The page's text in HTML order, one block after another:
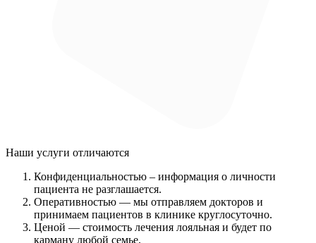
Наши услуги отличаются
Конфиденциальностью – информация о личности
пациента не разглашается.
Оперативностью — мы отправляем докторов и
принимаем пациентов в клинике круглосуточно.
Ценой — стоимость лечения лояльная и будет по
карману любой семье.